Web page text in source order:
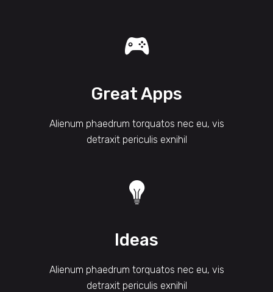
Great Apps
Alienum phaedrum torquatos nec eu, vis
detraxit periculis exnihil
Ideas
Alienum phaedrum torquatos nec eu, vis
detraxit periculis exnihil